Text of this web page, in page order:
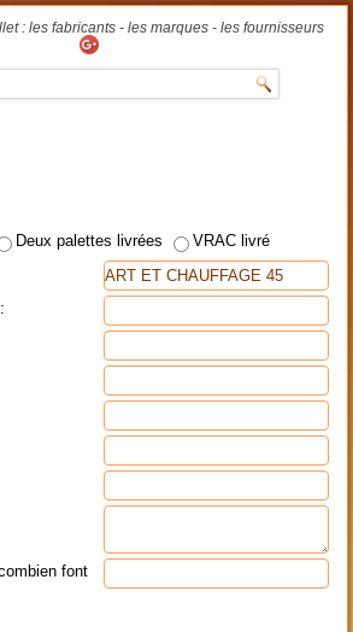
: les fabricants - les marques - les fournisseurs
Deux palettes livrées
VRAC livré
:
font